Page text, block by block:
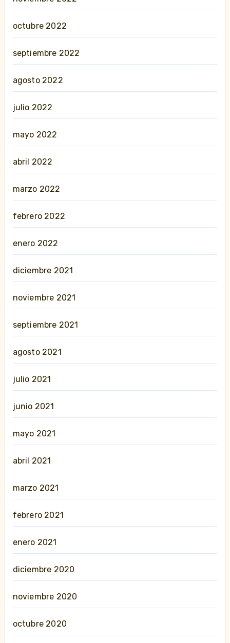
octubre 2022
septiembre 2022
agosto 2022
julio 2022
mayo 2022
abril 2022
marzo 2022
febrero 2022
enero 2022
diciembre 2021
noviembre 2021
septiembre 2021
agosto 2021
julio 2021
junio 2021
mayo 2021
abril 2021
marzo 2021
febrero 2021
enero 2021
diciembre 2020
noviembre 2020
octubre 2020